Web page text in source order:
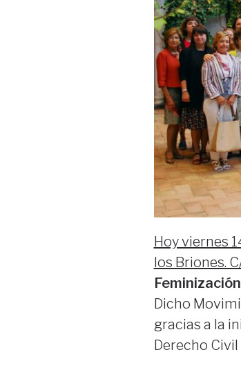
Hoy viernes
los Briones.
Dicho
gracias a la
Derecho